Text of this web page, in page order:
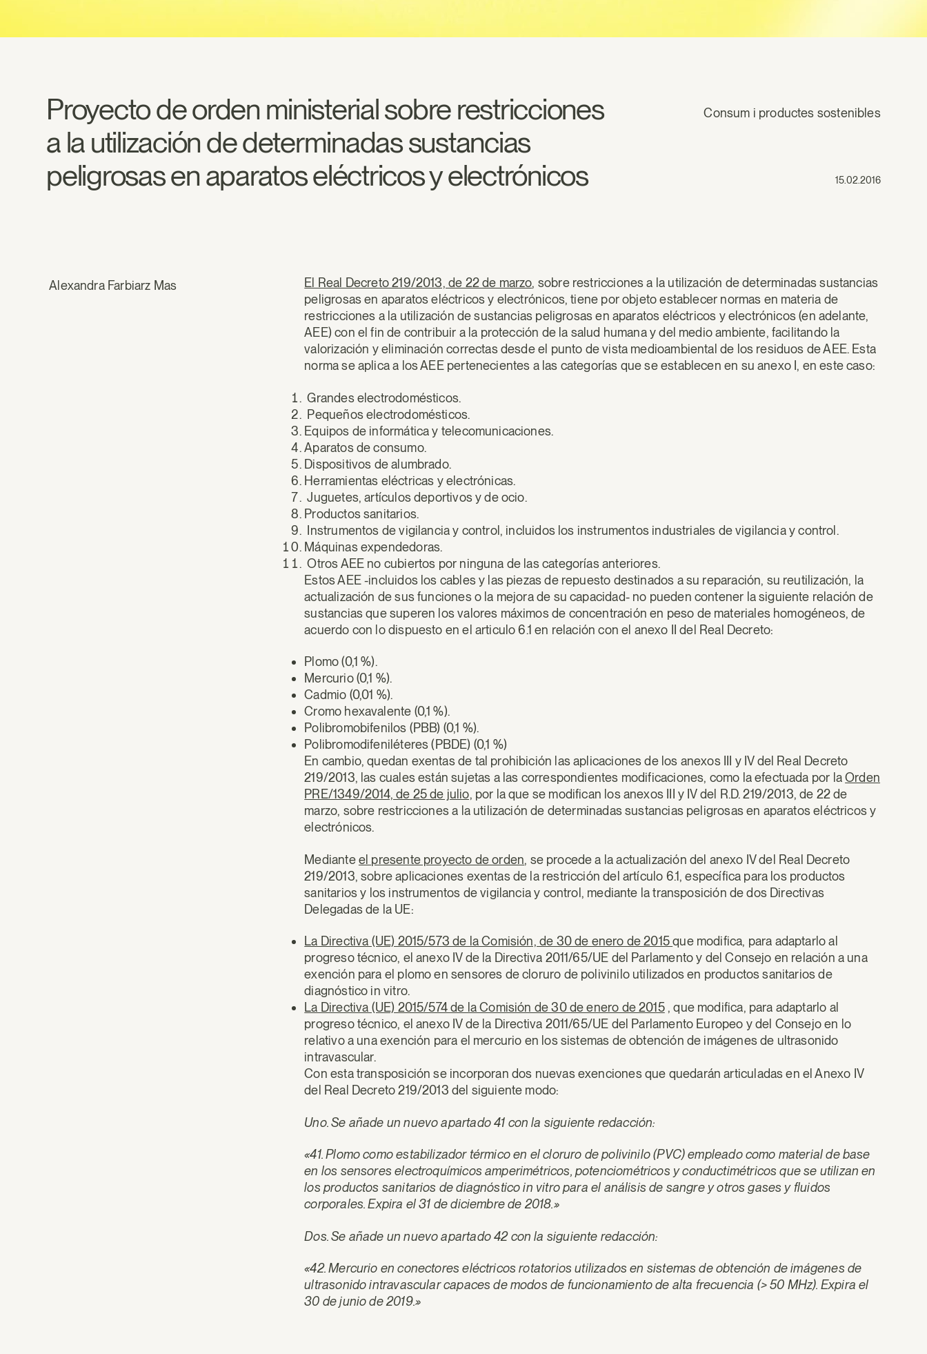
Proyecto de orden ministerial sobre restricciones
a la utilización de determinadas sustancias
peligrosas en aparatos eléctricos y electrónicos
15.02.2016
Consum i productes sostenibles
El Real Decreto 219/2013, de 22 de marzo, sobre restricciones a la utilización de determinadas sustancias
peligrosas en aparatos eléctricos y electrónicos, tiene por objeto establecer normas en materia de
restricciones a la utilización de sustancias peligrosas en aparatos eléctricos y electrónicos (en adelante,
AEE) con el fin de contribuir a la protección de la salud humana y del medio ambiente, facilitando la
valorización y eliminación correctas desde el punto de vista medioambiental de los residuos de AEE. Esta
norma se aplica a los AEE pertenecientes a las categorías que se establecen en su anexo I, en este caso:
Grandes electrodomésticos.
Pequeños electrodomésticos.
Equipos de informática y telecomunicaciones.
Aparatos de consumo.
Dispositivos de alumbrado.
Herramientas eléctricas y electrónicas.
Juguetes, artículos deportivos y de ocio.
Productos sanitarios.
Instrumentos de vigilancia y control, incluidos los instrumentos industriales de vigilancia y control.
Máquinas expendedoras.
Otros AEE no cubiertos por ninguna de las categorías anteriores.
Estos AEE -incluidos los cables y las piezas de repuesto destinados a su reparación, su reutilización, la
actualización de sus funciones o la mejora de su capacidad- no pueden contener la siguiente relación de
sustancias que superen los valores máximos de concentración en peso de materiales homogéneos, de
acuerdo con lo dispuesto en el articulo 6.1 en relación con el anexo II del Real Decreto:
Plomo (0,1 %).
Mercurio (0,1 %).
Cadmio (0,01 %).
Cromo hexavalente (0,1 %).
Polibromobifenilos (PBB) (0,1 %).
Polibromodifeniléteres (PBDE) (0,1 %)
En cambio, quedan exentas de tal prohibición las aplicaciones de los anexos III y IV del Real Decreto
219/2013, las cuales están sujetas a las correspondientes modificaciones, como la efectuada por laOrden
PRE/1349/2014, de 25 de julio, por la que se modifican los anexos III y IV del R.D. 219/2013, de 22 de
marzo, sobre restricciones a la utilización de determinadas sustancias peligrosas en aparatos eléctricos y
electrónicos.
Medianteel presente proyecto de orden, se procede a la actualización del anexo IV del Real Decreto
219/2013, sobre aplicaciones exentas de la restricción del artículo 6.1, específica para los productos
sanitarios y los instrumentos de vigilancia y control, mediante la transposición de dos Directivas
Delegadas de la UE:
La Directiva (UE) 2015/573 de la Comisión, de 30 de enero de 2015que modifica, para adaptarlo al
progreso técnico, el anexo IV de la Directiva 2011/65/UE del Parlamento y del Consejo en relación a una
exención para el plomo en sensores de cloruro de polivinilo utilizados en productos sanitarios de
diagnóstico in vitro.
La Directiva (UE) 2015/574 de la Comisión de 30 de enero de 2015, que modifica, para adaptarlo al
progreso técnico, el anexo IV de la Directiva 2011/65/UE del Parlamento Europeo y del Consejo en lo
relativo a una exención para el mercurio en los sistemas de obtención de imágenes de ultrasonido
intravascular.
Con esta transposición se incorporan dos nuevas exenciones que quedarán articuladas en el Anexo IV
del Real Decreto 219/2013 del siguiente modo:
Uno. Se añade un nuevo apartado 41 con la siguiente redacción:
«41. Plomo como estabilizador térmico en el cloruro de polivinilo (PVC) empleado como material de base
en los sensores electroquímicos amperimétricos, potenciométricos y conductimétricos que se utilizan en
los productos sanitarios de diagnóstico in vitro para el análisis de sangre y otros gases y fluidos
corporales. Expira el 31 de diciembre de 2018.»
Dos. Se añade un nuevo apartado 42 con la siguiente redacción:
«42. Mercurio en conectores eléctricos rotatorios utilizados en sistemas de obtención de imágenes de
ultrasonido intravascular capaces de modos de funcionamiento de alta frecuencia (> 50 MHz). Expira el
30 de junio de 2019.»
Alexandra Farbiarz Mas